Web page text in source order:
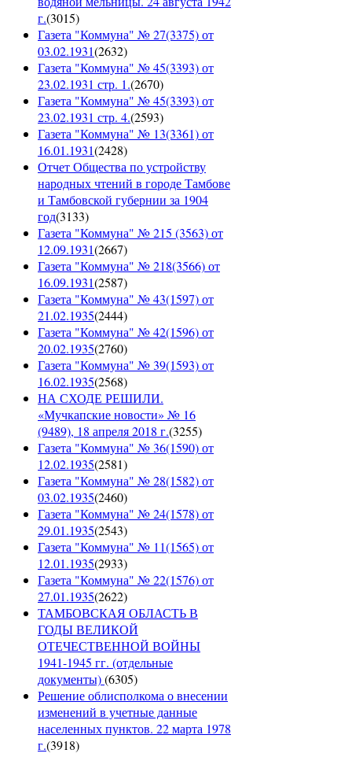
г.(3015)
Газета "Коммуна" № 27(3375) от
03.02.1931(2632)
Газета "Коммуна" № 45(3393) от
23.02.1931 стр. 1.(2670)
Газета "Коммуна" № 45(3393) от
23.02.1931 стр. 4.(2593)
Газета "Коммуна" № 13(3361) от
16.01.1931(2428)
Отчет Общества по устройству
народных чтений в городе Тамбове
и Тамбовской губернии за 1904
год(3133)
Газета "Коммуна" № 215 (3563) от
12.09.1931(2667)
Газета "Коммуна" № 218(3566) от
16.09.1931(2587)
Газета "Коммуна" № 43(1597) от
21.02.1935(2444)
Газета "Коммуна" № 42(1596) от
20.02.1935(2760)
Газета "Коммуна" № 39(1593) от
16.02.1935(2568)
НА СХОДЕ РЕШИЛИ.
«Мучкапские новости» № 16
(9489), 18 апреля 2018 г.(3255)
Газета "Коммуна" № 36(1590) от
12.02.1935(2581)
Газета "Коммуна" № 28(1582) от
03.02.1935(2460)
Газета "Коммуна" № 24(1578) от
29.01.1935(2543)
Газета "Коммуна" № 11(1565) от
12.01.1935(2933)
Газета "Коммуна" № 22(1576) от
27.01.1935(2622)
ТАМБОВСКАЯ ОБЛАСТЬ В
ГОДЫ ВЕЛИКОЙ
ОТЕЧЕСТВЕННОЙ ВОЙНЫ
1941-1945 гг. (отдельные
документы)(6305)
Решение облисполкома о внесении
изменений в учетные данные
населенных пунктов. 22 марта 1978
г.(3918)